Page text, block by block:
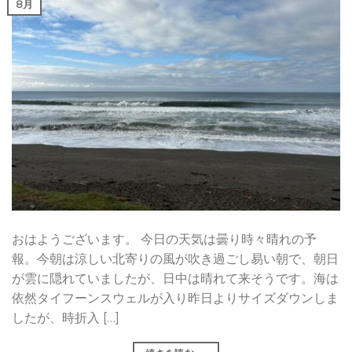
8月
おはようございます。 今日の天気は曇り時々晴れの予
報。今朝は涼しい北寄りの風が吹き過ごし易い朝で、朝日
が雲に隠れていましたが、日中は晴れて来そうです。海は
依然タイフーンスウェルが入り昨日よりサイズダウンしま
したが、時折入 […]